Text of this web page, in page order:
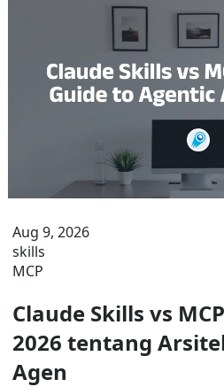
Aug 9, 2026
skills
MCP
Claude Skills vs
2026 tentang
Agen